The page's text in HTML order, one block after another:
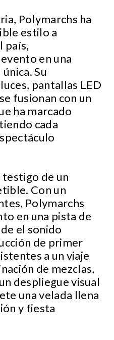
Polymarchs ha
estilo a
país,
en una
Su
pantallas LED
fusionan con un
ha marcado
cada
testigo de un
Con un
Polymarchs
en una pista de
el sonido
de primer
a un viaje
de mezclas,
despliegue visual
una velada llena
y fiesta